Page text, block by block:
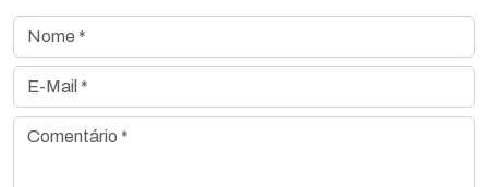
Nome *
E-Mail *
Comentário *